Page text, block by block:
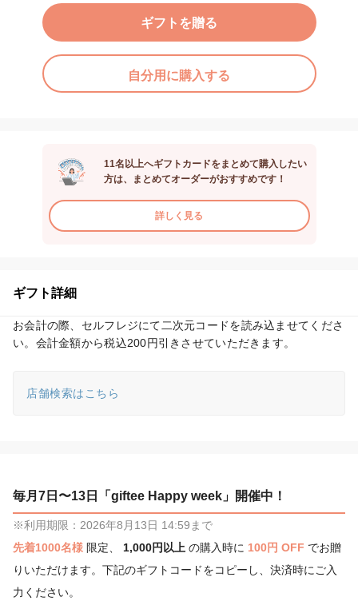
ギフトを贈る
自分用に購入する
11名以上へギフトカードをまとめて購入したい
方は、まとめてオーダーがおすすめです！
詳しく見る
ギフト詳細
お会計の際、セルフレジにて二次元コードを読み込ませてくださ
い。会計金額から税込200円引きさせていただきます。
店舗検索はこちら
毎月7日〜13日「giftee Happy week」開催中！
※利用期限：2026年8月13日 14:59まで
先着1000名様 限定、 1,000円以上 の購入時に 100円 OFF でお贈
りいただけます。下記のギフトコードをコピーし、決済時にご入
力ください。